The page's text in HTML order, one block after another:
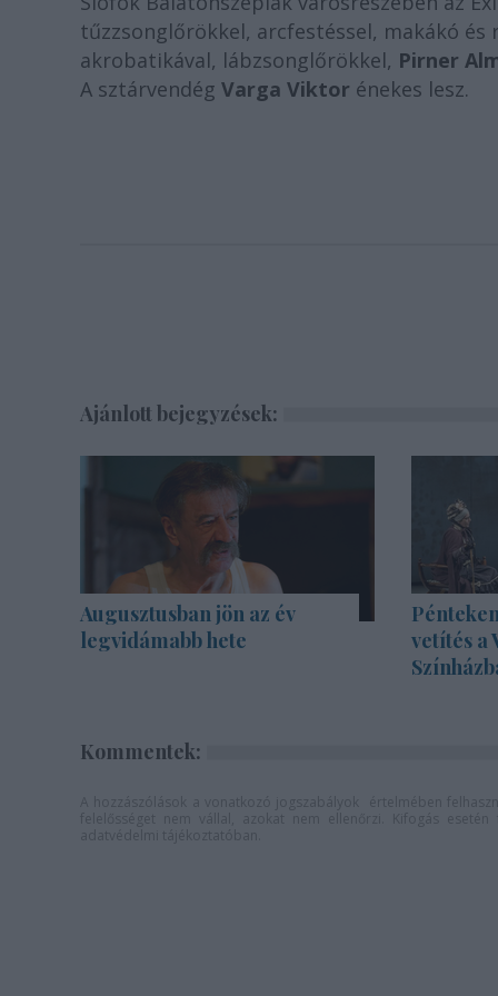
tűzzsonglőrökkel, arcfestéssel, makákó
akrobatikával, lábzsonglőrökkel, Pirner
A sztárvendég Varga Viktor énekes lesz.
Ajánlott bejegyzések:
Augusztusban jön az év
legvidámabb hete
vetítés a
Kommentek: